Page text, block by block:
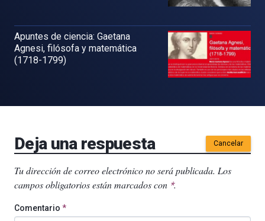
Apuntes de ciencia: Gaetana
Agnesi, filósofa y matemática
(1718-1799)
Deja una respuesta Cancelar
Tu dirección de correo electrónico no será publicada. Los
campos obligatorios están marcados con *.
Comentario *